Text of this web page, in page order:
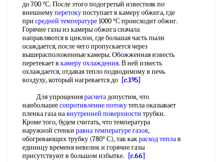
до 700 °С. После этого подогретый известняк по
внешнемуперетокупоступает в камеру обжига, где
при средней температуре1000 °С происходит обжиг.
Горячие газы из камеры обжига сначала
направляются в циклон, где большая часть пыли
осаждается, после чего пропускается через
вышерасположенные камеры. Обожженная известь
перетекает в камеру охлаждения. В ней известь
охлаждается, отдавая тепло подводимому в печь
воздуху, который нагревается до [c.195]
Для упрощениярасчетадопустим, что
наибольшеесопротивление потокутепла оказывает
пленка газа навнутренней поверхности трубки.
Кроме того, будем считать, что температура
наружной стенки равнатемпературе газов,
обогревающих трубку (780° С), так какрасход теплав
единицу временя невелик и горячие газы
присутствуют в большом избытке.
[c.66]